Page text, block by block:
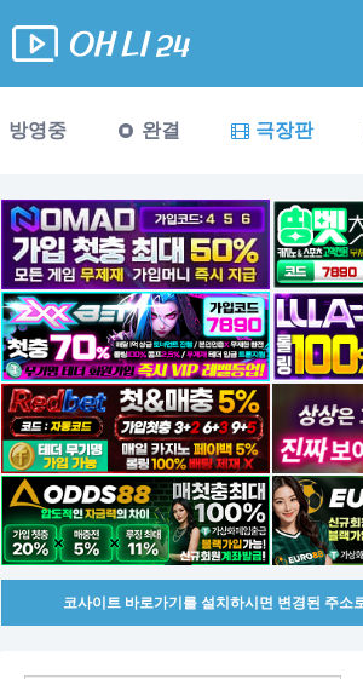
방영중 완결 극장판
코사이트 바로가기를 설치하시면 변경된 주소